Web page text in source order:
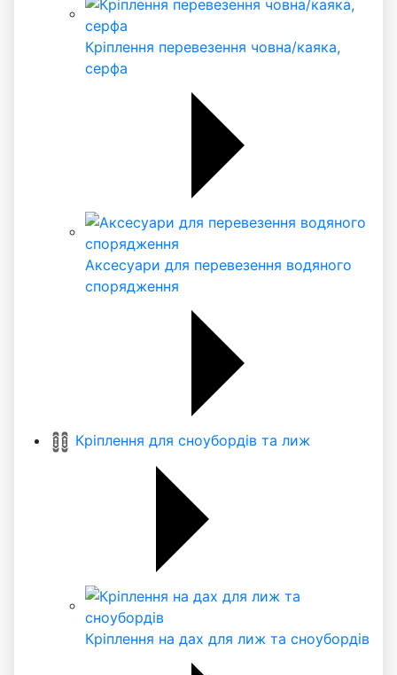
Кріплення перевезення човна/каяка,
серфа
Аксесуари для перевезення водяного
спорядження
Кріплення для сноубордів та лиж
Кріплення на дах для лиж та сноубордів